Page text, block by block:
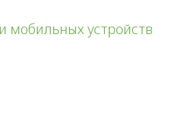
мобильных устройств